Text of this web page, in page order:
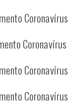
Coronavírus
Coronavírus
Coronavírus
Coronavírus